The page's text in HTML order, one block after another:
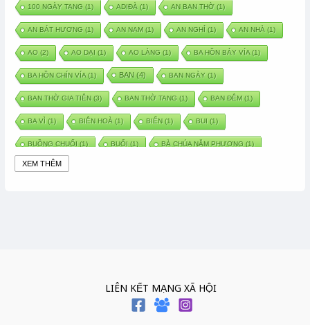
100 NGÀY TANG (1) ADIĐÀ (1) AN BAN THỜ(1)
AN BÁT HƯƠNG (1) AN NAM(1) AN NGHỈ (1) AN NHÀ (1)
AO (2) AO DẠI (1) AO LÀNG (1) BA HỒN BẢY VÍA(1)
BA HỒN CHÍN VÍA(1) BAN (4) BAN NGÀY (1)
BAN THỜ GIA TIÊN (3) BAN THỜ TANG (1) BAN ĐÊM(1)
BA VÌ (1) BIÊN HOÀ (1) BIỂN (1) BUI (1)
BUỒNG CHUỐI (1) BUỔI (1) BÀ CHÚA NĂM PHƯƠNG (1)
BÀ CHÚA THÀNH ĐÔNG
BÁNH CHƯNG BÁNH DẦY
BÁNH TRÁNG (1) BÁNH TRÔI BÁNH CHAY
XEM THÊM
LIÊN KẾT MẠNG XÃ HỘI